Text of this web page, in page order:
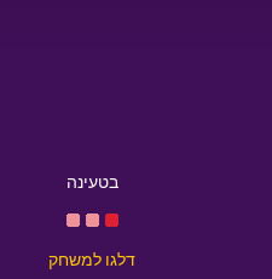
בטעינה
דלגו למשחק